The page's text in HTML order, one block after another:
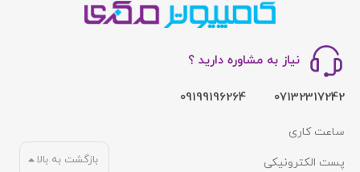
نیاز به مشاوره دارید ؟
07132317242
09199196264
ساعت کاری
پست الکترونیکی
بازگشت به بالا